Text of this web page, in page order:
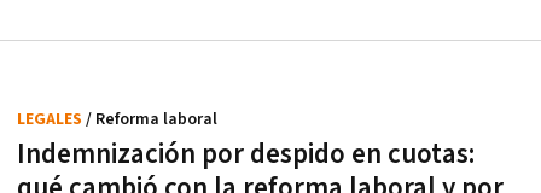
Indemnización por despido en cuotas:
LEGALES / Reforma laboral